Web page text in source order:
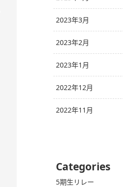
2023年3月
2023年2月
2023年1月
2022年12月
2022年11月
Categories
5期生リレー